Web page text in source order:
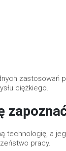
zastosowań
ciężkiego.
technologię, a
pracy.